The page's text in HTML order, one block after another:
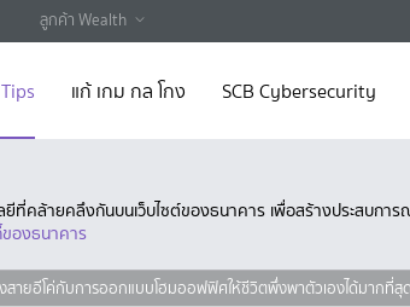
ลูกค้า Wealth
แก้ เกม กล โกง SCB Cybersecurity
ยีที่คล้ายคลึงกันบนเว็บไซต์ของธนาคาร เพื่อสร้างประสบกา
ของธนาคาร
ายอีโค่กับการออกแบบโฮมออฟฟิศให้ชีวิตพึ่งพาตัวเองได้มากที่สุด